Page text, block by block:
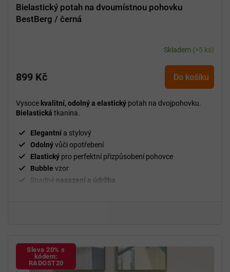
Bielastický potah na dvoumístnou pohovku
BestBerg / černá
Skladem (>5 ks)
899 Kč Do košíku
Vysoce kvalitní, odolný a elastický potah na dvojpohovku.
Bielastická tkanina.
Elegantní a stylový
Odolnývůči opotřebení
Elastický pro perfektní přizpůsobení pohovce
Bubble vzor
Snadné nasazení a údržba
Sleva 20% s
kódem:
RADOST20